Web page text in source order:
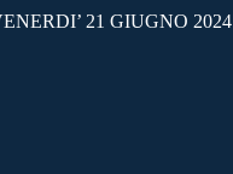
21 GIUGNO 2024